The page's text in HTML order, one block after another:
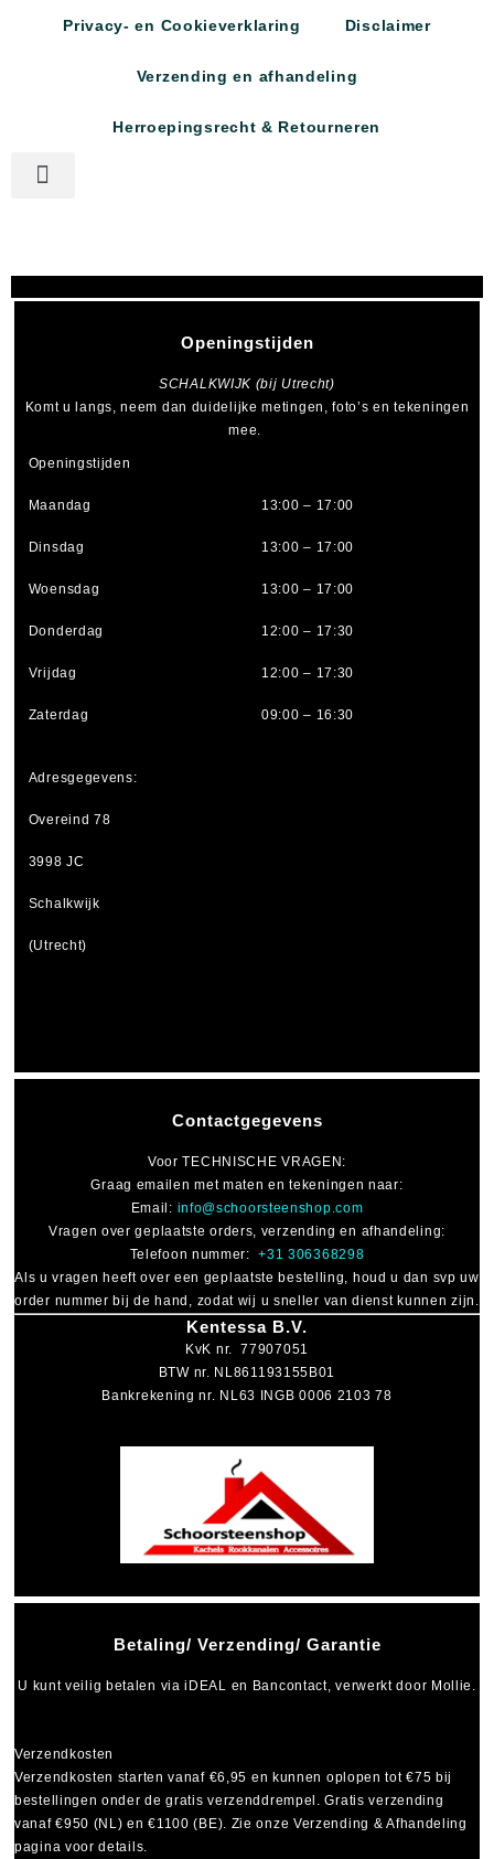
Privacy- en Cookieverklaring Disclaimer
Verzending en afhandeling
Herroepingsrecht & Retourneren
Betaling/ Verzending/ Garantie
U kunt veilig betalen viaiDEAL en Bancontact, verwerkt door Mollie.
Verzendkosten
Verzendkosten starten vanaf €6,95 en kunnen oplopen tot€75 bij
bestellingen onder de gratis verzenddrempel. Gratis verzending
vanaf €950 (NL) en €1100 (BE). Zie onze Verzending & Afhandeling
pagina voor details.
Contactgegevens
VoorTECHNISCHE VRAGEN :
Graag emailen met maten en tekeningen naar:
Email: info@schoorsteenshop.com
Vragen over geplaatste orders, verzending en afhandeling:
Telefoon nummer:+31 306368298
Als u vragen heeft over een geplaatste bestelling, houd u dan svp uw
order nummer bij de hand, zodat wij u sneller van dienst kunnen zijn.
Kentessa B.V.
KvK nr. 77907051
BTW nr. NL861193155B01
Bankrekening nr. NL63 INGB 0006 2103 78
Openingstijden
SCHALKWIJK (bij Utrecht)
Komt u langs, neem dan duidelijke metingen, foto’s en tekeningen
mee.
Openingstijden
Maandag 13:00 – 17:00
Dinsdag 13:00 – 17:00
Woensdag 13:00 – 17:00
Donderdag 12:00 – 17:30
Vrijdag 12:00 – 17:30
Zaterdag 09:00 – 16:30
Adresgegevens:
Overeind 78
3998 JC
Schalkwijk
(Utrecht)